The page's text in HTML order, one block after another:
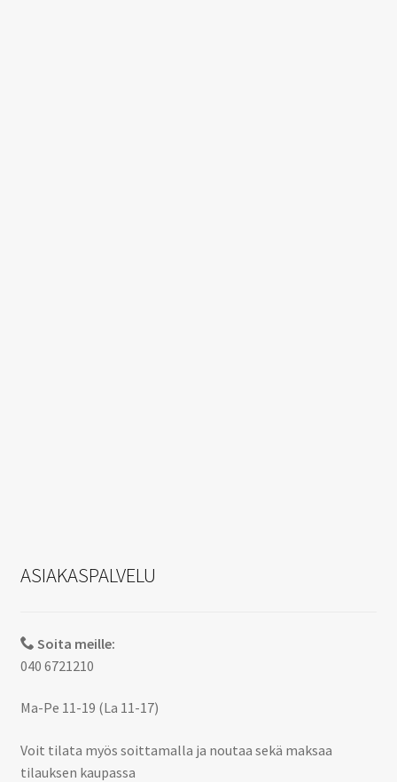
ASIAKASPALVELU
Soita meille:
040 6721210
Ma-Pe 11-19 (La 11-17)
Voit tilata myös soittamalla ja noutaa sekä maksaa
tilauksen kaupassa